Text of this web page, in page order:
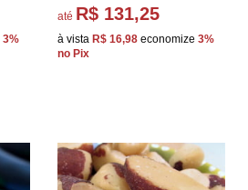
3%
até R$ 131,25
à vista R$ 16,98 economize 3%
no Pix